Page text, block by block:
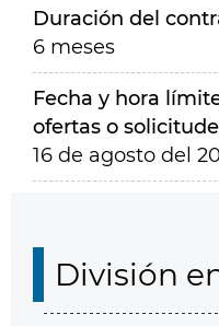
Duración del
6 meses
Fecha y hora
ofertas o
16 de agosto del
División